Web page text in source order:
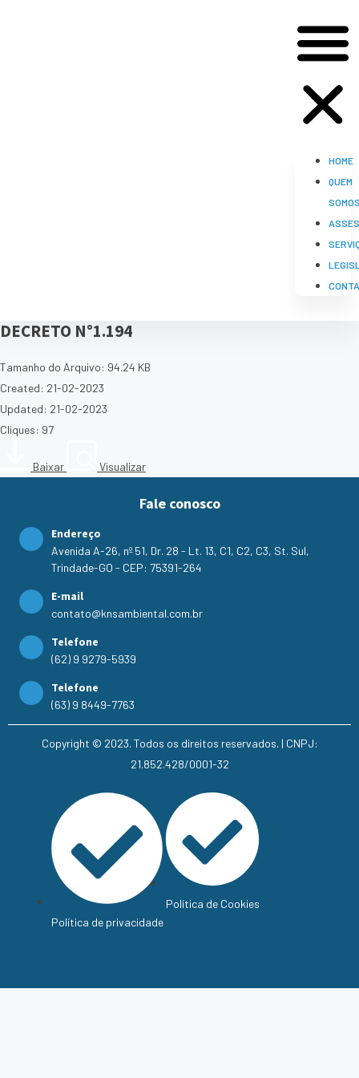
HOME
QUEM
DECRETO N°1.194
Tamanho do Arquivo: 94.24 KB
Created: 21-02-2023
Updated: 21-02-2023
Cliques: 97
Baixar Visualizar
Fale conosco
Endereço
Avenida A-26, nº 51, Dr. 28 - Lt. 13, C1, C2, C3, St. Sul,
Trindade-GO - CEP: 75391-264
E-mail
contato@knsambiental.com.br
Telefone
(62) 9 9279-5939
Telefone
(63) 9 8449-7763
Copyright © 2023. Todos os direitos reservados. | CNPJ:
21.852.428/0001-32
Política de privacidade
Política de Cookies